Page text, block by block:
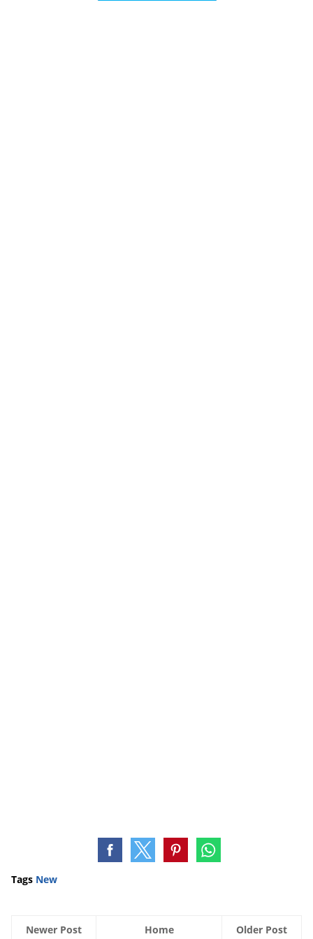
Tags New
Newer Post Older Post
Home